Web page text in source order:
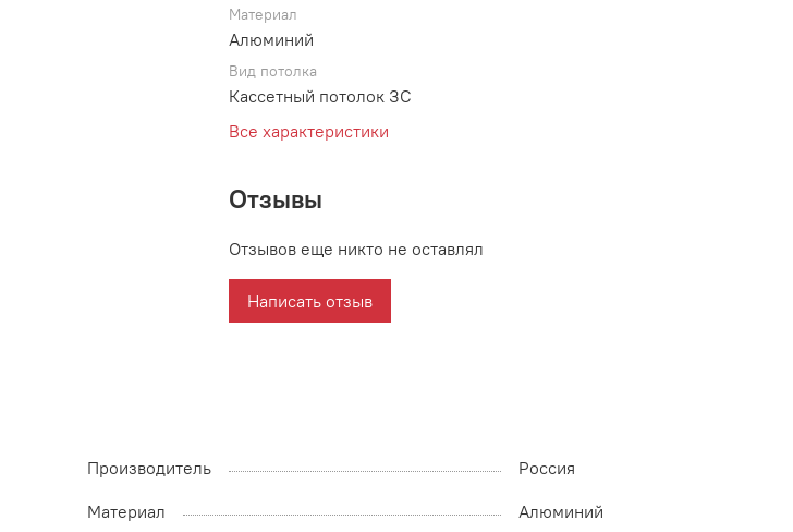
Материал
Алюминий
Вид потолка
Кассетный потолок ЗС
Все характеристики
Отзывы
Отзывов еще никто не оставлял
Написать отзыв
Производитель
Россия
Материал
Алюминий